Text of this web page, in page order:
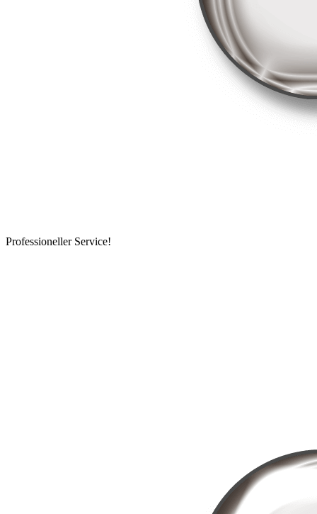
Professioneller Service!